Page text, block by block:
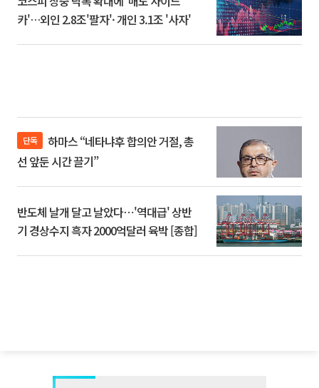
카'…외인 2.8조'팔자'· 개인 3.1조 '사자'
단독
선 앞둔 시간 끌기”
반도체 날개 달고 날았다⋯'역대급' 상반
기 경상수지 흑자 2000억달러 육박 [종합]